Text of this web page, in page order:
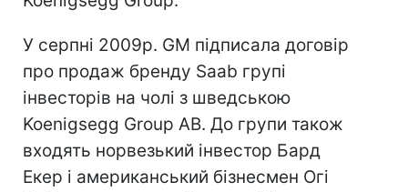
У серпні 2009р. GM підписала договір
про продаж бренду Saab групі
інвесторів на чолі з шведською
Koenigsegg Group AB. До групи також
входять норвезький інвестор Бард
Екер і американський бізнесмен Огі